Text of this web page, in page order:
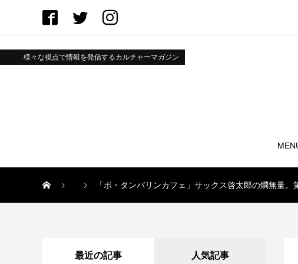
様々な視点で情報を発信するカルチャーマガジン
「ボ・タンバリンカフェ」サックス啓太郎の燗無量。
最近の記事 人気記事